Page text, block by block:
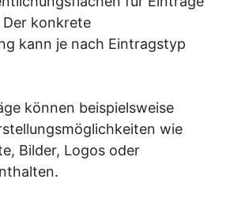
konkrete
kann je nach Eintragstyp
können beispielsweise
wie
Bilder, Logos oder